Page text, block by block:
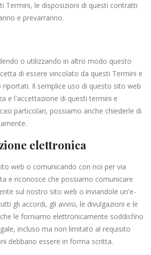
Termini, le disposizioni di questi contratti
e prevarranno.
o utilizzando in altro modo questo
di essere vincolato da questi Termini e
riportati. Il semplice uso di questo sito web
e l'accettazione di questi termini e
particolari, possiamo anche chiederle di
elettronica
web o comunicando con noi per via
e riconosce che possiamo comunicare
sul nostro sito web o inviandole un'e-
gli accordi, gli avvisi, le divulgazioni e le
le forniamo elettronicamente soddisfino
incluso ma non limitato al requisito
debbano essere in forma scritta.